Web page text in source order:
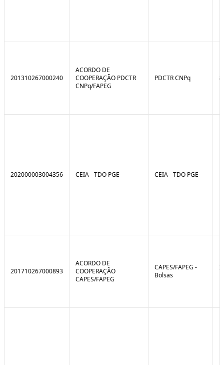
201310267000240
ACORDO DE
COOPERAÇÃO PDCTR
CNPq/FAPEG
PDCTR CNPq
202000003004356 CEIA - TDO PGE CEIA - TDO PGE
201710267000893
ACORDO DE
COOPERAÇÃO
CAPES/FAPEG
CAPES/FAPEG -
Bolsas